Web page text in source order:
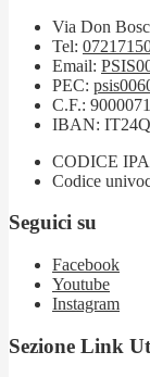
Via Don
Tel:
Email:
PEC:
C.F.:
IBAN:
CODICE
Codice
Seguici su
Facebook
Youtube
Instagram
Sezione Link